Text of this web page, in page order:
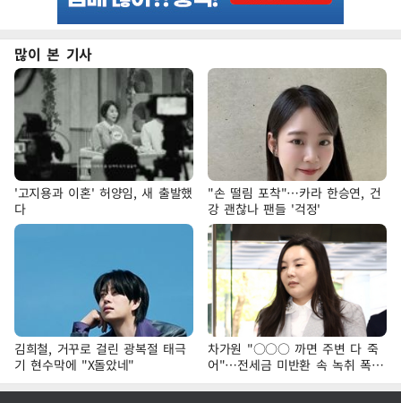
많이 본 기사
'고지용과 이혼' 허양임, 새 출발했
다
"손 떨림 포착"…카라 한승연, 건
강 괜찮나 팬들 '걱정'
김희철, 거꾸로 걸린 광복절 태극
기 현수막에 "X돌았네"
차가원 "○○○ 까면 주변 다 죽
어"…전세금 미반환 속 녹취 폭로
파장